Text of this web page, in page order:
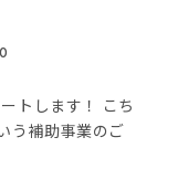
0
トします！ こち
う補助事業のご